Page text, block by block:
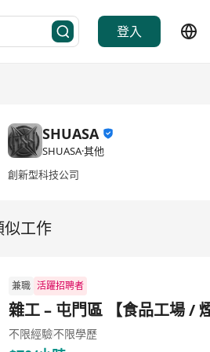
登入
SHUASA
SHUASA·其他
創新型科技公司
似工作
兼職 活躍招聘者
雜工 – 屯門區 【食品工場 /
不限經驗不限學歷